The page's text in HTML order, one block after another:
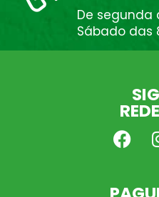
De segunda
Sábado das